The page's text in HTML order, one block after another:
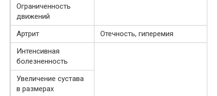
Ограниченность
движений
Артрит
Отечность, гиперемия
Интенсивная
болезненность
Увеличение сустава
в размерах